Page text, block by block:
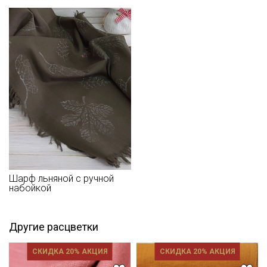
зависимости от партии тон ткани может отличаться.
Шарф льняной с ручной
набойкой
Другие расцветки
СКИДКА 20% АКЦИЯ СКИДКА 20% АКЦИЯ